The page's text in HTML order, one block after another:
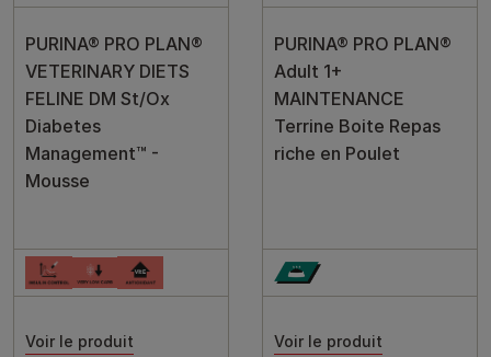
PURINA® PRO PLAN®
VETERINARY DIETS
FELINE DM St/Ox
Diabetes
Management™ -
Mousse
Voir le produit
PURINA® PRO PLAN®
Adult 1+
MAINTENANCE
Terrine Boite Repas
riche en Poulet
Voir le produit